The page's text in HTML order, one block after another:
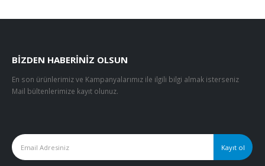
BIZDEN HABERINIZ OLSUN
En son ürünlerimiz ve Kampanyalarımız ile ilgili bilgi almak isterseniz
Mail bültenlerimize kayıt olunuz.